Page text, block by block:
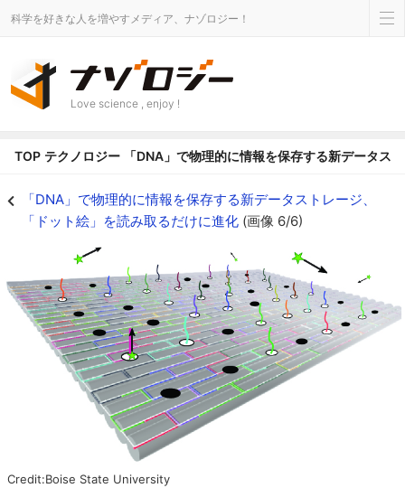
科学を好きな人を増やすメディア、ナゾロジー！
Love science , enjoy !
TOP テクノロジー 「DNA」で物理的に情報を保存する新データス
「DNA」で物理的に情報を保存する新データストレージ、
「ドット絵」を読み取るだけに進化 (画像 6/6)
Credit:Boise State University